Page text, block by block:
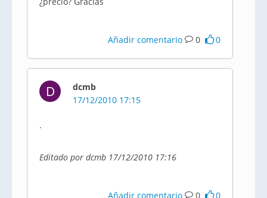
Añadir comentario 0 0
D
dcmb
17/12/2010 17:15
.
Editado por dcmb 17/12/2010 17:16
Añadir comentario 0 0